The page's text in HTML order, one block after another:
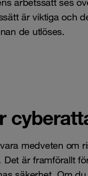
arbetssätt ses
är viktiga och
de utlöses.
medveten om
är framförallt